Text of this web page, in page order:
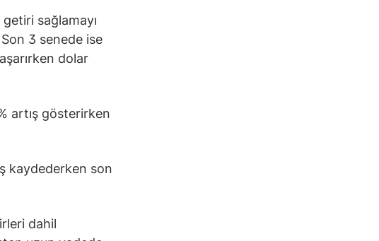
sağlamayı
3 senede ise
dolar
artış gösterirken
kaydederken son
dahil